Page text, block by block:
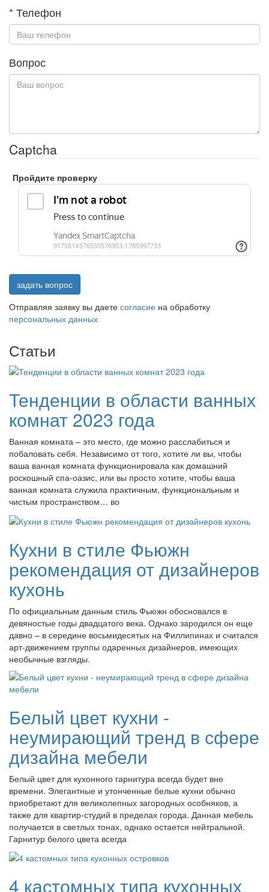
* Телефон
Вопрос
Captcha
Пройдите проверку
задать вопрос
Отправляя заявку вы даете согласие на обработку
персональных данных
Статьи
Тенденции в области ванных
комнат 2023 года
Ванная комната – это место, где можно расслабиться и
побаловать себя. Независимо от того, хотите ли вы, чтобы
ваша ванная комната функционировала как домашний
роскошный спа-оазис, или вы просто хотите, чтобы ваша
ванная комната служила практичным, функциональным и
чистым пространством… во
Кухни в стиле Фьюжн
рекомендация от дизайнеров
кухонь
По официальным данным стиль Фьюжн обосновался в
девяностые годы двадцатого века. Однако зародился он еще
давно – в середине восьмидесятых на Филлипинах и считался
арт-движением группы одаренных дизайнеров, имеющих
необычные взгляды.
Белый цвет кухни -
неумирающий тренд в сфере
дизайна мебели
Белый цвет для кухонного гарнитура всегда будет вне
времени. Элегантные и утонченные белые кухни обычно
приобретают для великолепных загородных особняков, а
также для квартир-студий в пределах города. Данная мебель
получается в светлых тонах, однако остается нейтральной.
Гарнитур белого цвета всегда
4 кастомных типа кухонных